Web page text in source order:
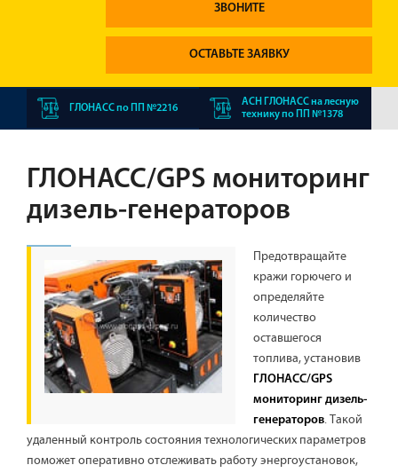
ЗВОНИТЕ
ОСТАВЬТЕ ЗАЯВКУ
ГЛОНАСС по ПП №2216
АСН ГЛОНАСС на лесную
технику по ПП №1378
ГЛОНАСС/GPS мониторинг
дизель-генераторов
Предотвращайте
кражи горючего и
определяйте
количество
оставшегося
топлива, установив
ГЛОНАСС/GPS
мониторинг дизель-
генераторов. Такой
удаленный контроль состояния технологических параметров
поможет оперативно отслеживать работу энергоустановок,